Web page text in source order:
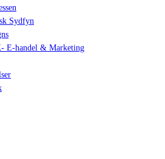
Sydfyn
E-handel & Marketing